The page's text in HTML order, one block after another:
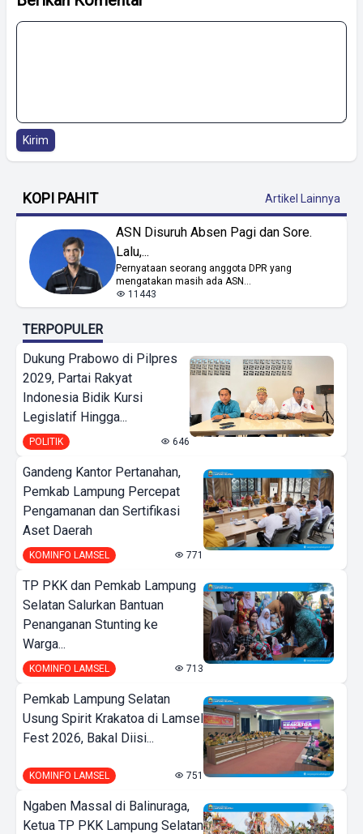
Kirim
KOPI PAHIT Artikel Lainnya
ASN Disuruh Absen Pagi dan Sore.
Lalu,...
Pernyataan seorang anggota DPR yang
mengatakan masih ada ASN...
11443
TERPOPULER
Dukung Prabowo di Pilpres
2029, Partai Rakyat
Indonesia Bidik Kursi
Legislatif Hingga...
POLITIK 646
Gandeng Kantor Pertanahan,
Pemkab Lampung Percepat
Pengamanan dan Sertifikasi
Aset Daerah
KOMINFO LAMSEL 771
TP PKK dan Pemkab Lampung
Selatan Salurkan Bantuan
Penanganan Stunting ke
Warga...
KOMINFO LAMSEL 713
Pemkab Lampung Selatan
Usung Spirit Krakatoa di Lamsel
Fest 2026, Bakal Diisi...
KOMINFO LAMSEL 751
Ngaben Massal di Balinuraga,
Ketua TP PKK Lampung Selatan